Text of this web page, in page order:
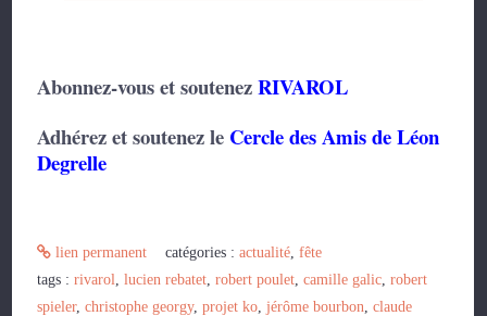
Abonnez-vous et soutenezRIVAROL
Adhérez et soutenez le Cercle des Amis de Léon
Degrelle
lien permanent catégories :actualité ,fête
tags :rivarol ,lucien rebatet ,robert poulet ,camille galic ,robert
spieler,christophe georgy,projet ko ,jérôme bourbon ,claude